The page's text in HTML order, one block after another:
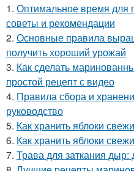
1. Оптимальное время для
советы и рекомендации
2. Основные правила
получить хороший урожай
3. Как сделать
простой рецепт с видео
4. Правила сбора и
руководство
5. Как хранить яблоки
6. Как хранить яблоки
7. Трава для заткания дыр: